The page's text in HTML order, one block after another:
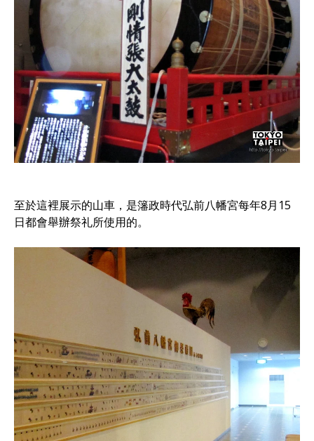
至於這裡展示的山車，是籓政時代弘前八幡宮每年8月15
日都會舉辦祭礼所使用的。